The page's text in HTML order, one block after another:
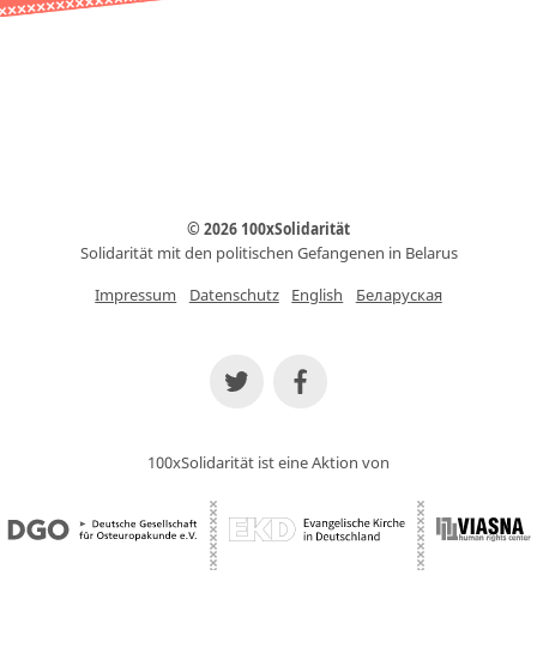
© 2026 100xSolidarität
Solidarität mit den politischen Gefangenen in Belarus
Impressum
Datenschutz English Беларуская
100xSolidarität ist eine Aktion von